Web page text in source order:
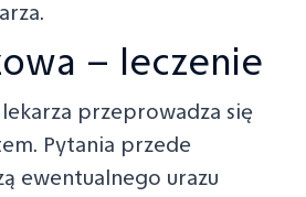
– leczenie
przeprowadza się
Pytania przede
ewentualnego urazu